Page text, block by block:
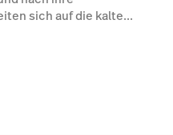
sich auf die kalte...